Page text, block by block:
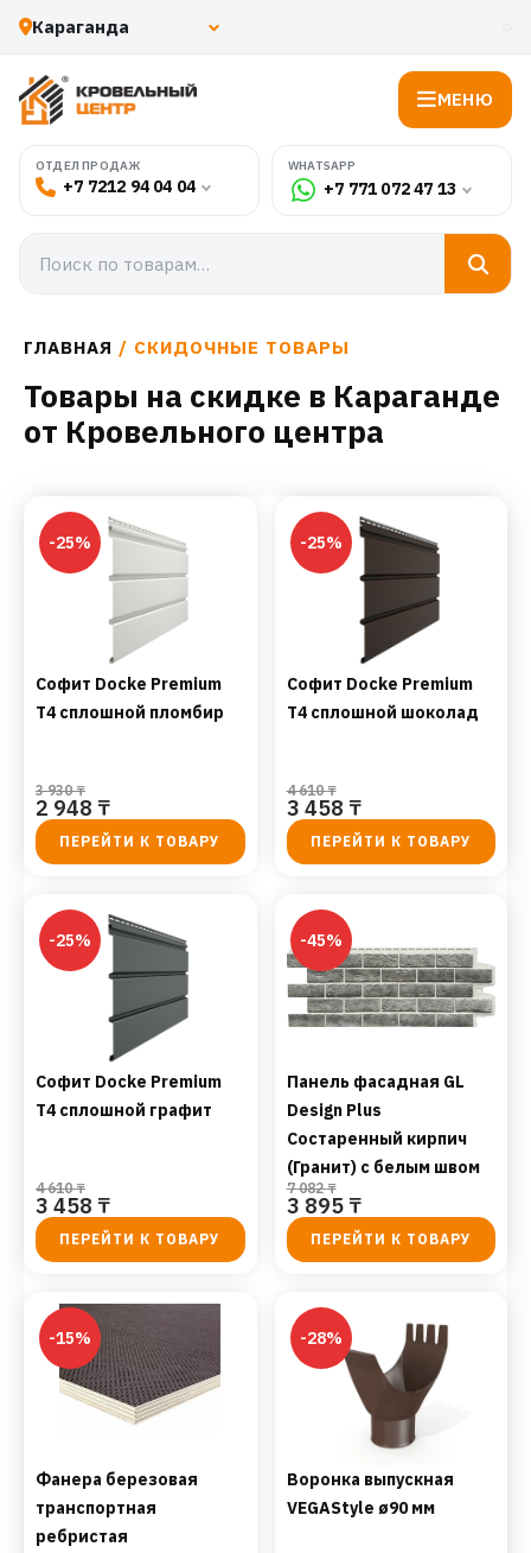
МЕНЮ
ОТДЕЛ ПРОДАЖ
+7 7212 94 04 04
WHATSAPP
+7 771 072 47 13
ГЛАВНАЯ / СКИДОЧНЫЕ ТОВАРЫ
Товары на скидке в Караганде
от Кровельного центра
-25%
Софит Docke Premium
T4 сплошной пломбир
3 930₸
2 948 ₸
ПЕРЕЙТИ К ТОВАРУ
-25%
Софит Docke Premium
T4 сплошной шоколад
4 610₸
3 458 ₸
ПЕРЕЙТИ К ТОВАРУ
-25%
Софит Docke Premium
T4 сплошной графит
4 610₸
3 458 ₸
ПЕРЕЙТИ К ТОВАРУ
-45%
Панель фасадная GL
Design Plus
Состаренный кирпич
(Гранит) с белым швом
7 082₸
3 895 ₸
ПЕРЕЙТИ К ТОВАРУ
-15%
Фанера березовая
транспортная
ребристая
-28%
Воронка выпускная
VEGAStyle ø90 мм